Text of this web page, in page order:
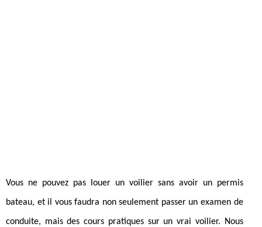
Vous ne pouvez pas louer un voilier sans avoir un permis
bateau, et il vous faudra non seulement passer un examen de
conduite, mais des cours pratiques sur un vrai voilier. Nous